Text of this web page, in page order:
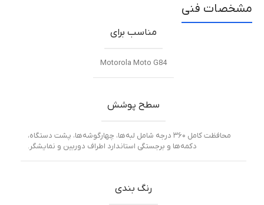
مشخصات فنی
مناسب برای
Motorola Moto G84
سطح پوشش
محافظت کامل ۳۶۰ درجه شامل لبه‌ها، چهارگوشه‌ها، پشت دستگاه،
دکمه‌ها و برجستگی استاندارد اطراف دوربین و نمایشگر.
رنگ بندی